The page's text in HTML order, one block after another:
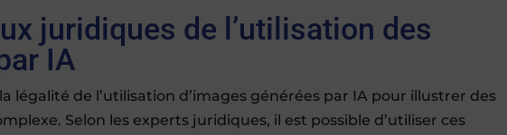
juridiques de l’utilisation des
IA
légalité de l’utilisation d’images générées par IA pour illustrer des
Selon les experts juridiques, il est possible d’utiliser ces